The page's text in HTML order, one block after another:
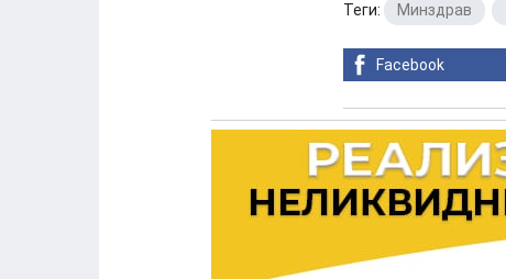
Теги: Минздрав
Facebook